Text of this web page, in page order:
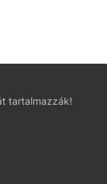
tartalmazzák!